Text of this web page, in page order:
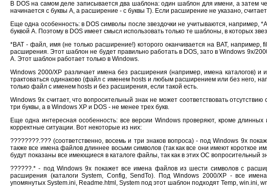
В DOS на самом деле записывается два шаблона: один шаблон для имени, а затем
начинается с буквы A, а расширение - с буквы T). Если расширение не указано,
Еще одна особенность: в DOS символы после звездочки не учитываются, например,
буквой A. Поэтому в DOS имеет смысл использовать только те шаблоны, в которых
*BAT - файл, имя (не только расширение!) которого оканчивается на BAT,
расширения. Этот шаблон не будет правильно работать в DOS, зато в Windows 9x/
A. Этот шаблон работает только в Windows.
Windows 2000/XP различает имена без расширения (например, имена каталогов)
трактоваться одинаково (файл с именем hosts и любым расширением или без него,
только файл с именем hosts и без расширения, если такой есть.
Windows 9x считает, что вопросительный знак не может соответствовать
три буквы, а в Windows XP и DOS - не менее трех букв.
Еще одна интересная особенность: все версии Windows проверяют, кроме
корректные ситуации. Вот некоторые из них:
????????.??? (соответственно, восемь и три знаков вопроса) - под Windows 9x
также все имена файлов длиннее восьми символов (так как все они имеют короткое
будут показаны все имеющиеся в каталоге файлы, так как в этих ОС вопросительный
??????.* - под Windows 9x покажет все имена файлов из шести символов с
расширения (каталоги System, Config, SendTo). Под Windows 2000/XP - все
упомянутых System.ini, Readme.html, System под этот шаблон подходят Temp, win.ini,